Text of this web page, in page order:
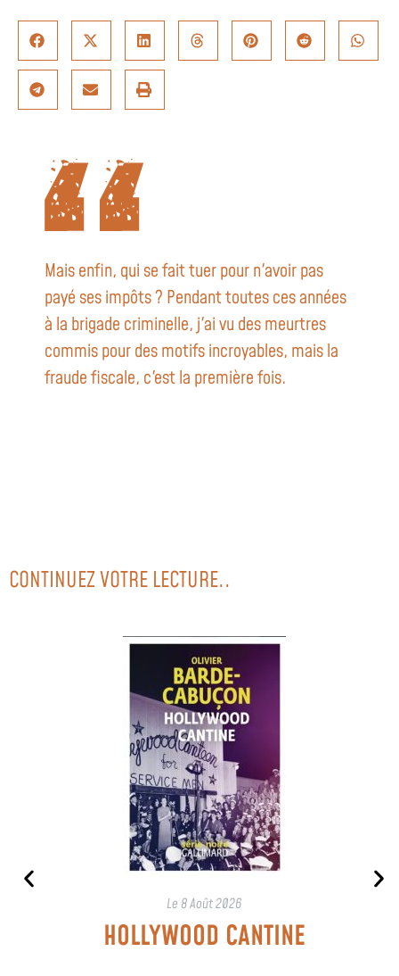
Mais enfin, qui se fait tuer pour n'avoir pas
payé ses impôts ? Pendant toutes ces années
à la brigade criminelle, j'ai vu des meurtres
commis pour des motifs incroyables, mais la
fraude fiscale, c'est la première fois.
CONTINUEZ VOTRE LECTURE..
Le 8 Août 2026
HOLLYWOOD CANTINE